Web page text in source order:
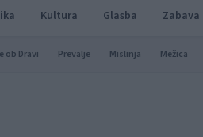
Kultura Glasba Zabava
ob Dravi Prevalje Mislinja Mežica